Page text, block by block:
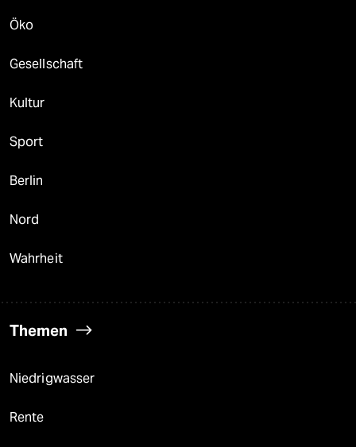
Öko
Gesellschaft
Kultur
Sport
Berlin
Nord
Wahrheit
Themen
Niedrigwasser
Rente